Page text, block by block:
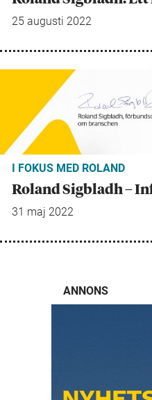
25 augusti 2022
I FOKUS MED ROLAND
Roland Sigbladh –
31 maj 2022
ANNONS